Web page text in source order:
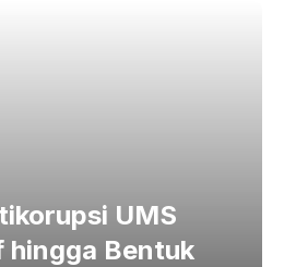
UMS
hingga Bentuk